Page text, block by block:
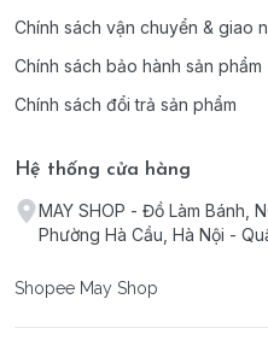
Chính sách vận chuyển & giao
Chính sách bảo hành sản phẩm
Chính sách đổi trả sản phẩm
Hệ thống cửa hàng
MAY SHOP - Đồ Làm Bánh,
Phường Hà Cầu, Hà Nội -
Shopee May Shop